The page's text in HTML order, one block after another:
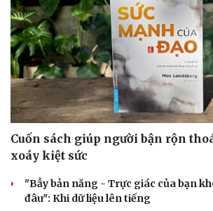
Cuốn sách giúp người bận rộn
xoáy kiệt sức
"Bẫy bản năng - Trực giác của bạn
đâu": Khi dữ liệu lên tiếng